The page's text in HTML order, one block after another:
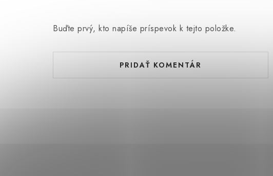
Buďte prvý, kto napíše príspevok k tejto položke.
PRIDAŤ KOMENTÁR